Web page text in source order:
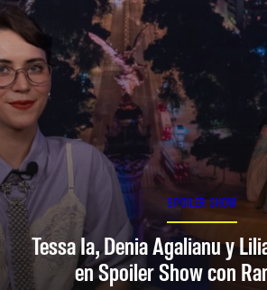
SPOILER SHOW
Tessa Ia, Denia Agalianu y
en Spoiler Show con